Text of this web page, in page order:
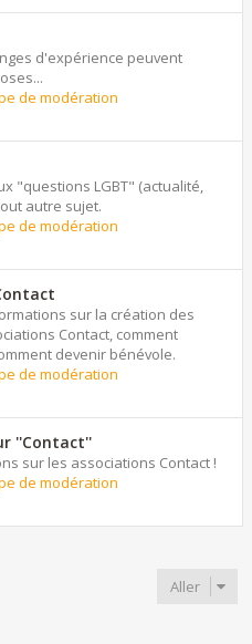
r
d'expérience peuvent
de modération
"questions LGBT" (actualité,
autre sujet.
de modération
sur la création des
Contact, comment
devenir bénévole.
de modération
''Contact''
sur les associations Contact !
de modération
Aller